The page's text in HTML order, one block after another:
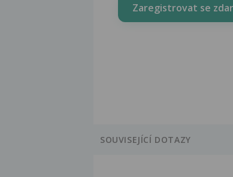
Zaregistrovat se
SOUVISEJÍCÍ DOTAZY